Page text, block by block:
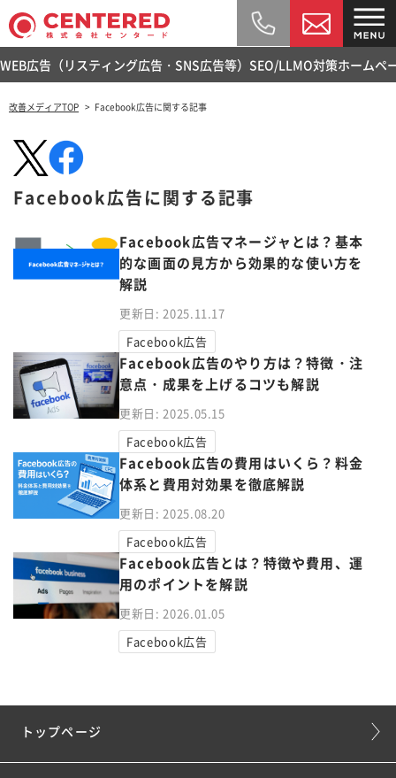
WEB広告（リスティング広告・SNS広告等） SEO/LLMO対策ホームペ
改善メディアTOP Facebook広告に関する記事
Facebook広告に関する記事
Facebook広告マネージャとは？基本
的な画面の見方から効果的な使い方を
解説
更新日: 2025.11.17
Facebook広告
Facebook広告のやり方は？特徴・注
意点・成果を上げるコツも解説
更新日: 2025.05.15
Facebook広告
Facebook広告の費用はいくら？料金
体系と費用対効果を徹底解説
更新日: 2025.08.20
Facebook広告
Facebook広告とは？特徴や費用、運
用のポイントを解説
更新日: 2026.01.05
Facebook広告
トップページ